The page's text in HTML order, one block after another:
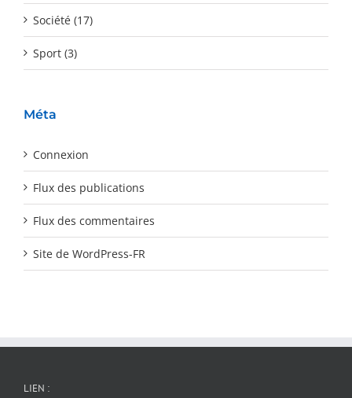
Société (17)
Sport (3)
Méta
Connexion
Flux des publications
Flux des commentaires
Site de WordPress-FR
LIEN :